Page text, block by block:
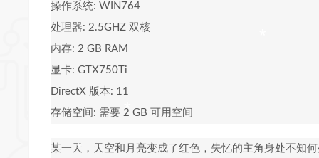
操作系统: WIN764
处理器: 2.5GHZ 双核
内存: 2 GB RAM
显卡: GTX750Ti
DirectX 版本: 11
存储空间: 需要 2 GB 可用空间
某一天，天空和月亮变成了红色，失忆的主角身处不知
*